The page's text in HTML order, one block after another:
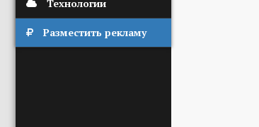
Технологии
Разместить рекламу